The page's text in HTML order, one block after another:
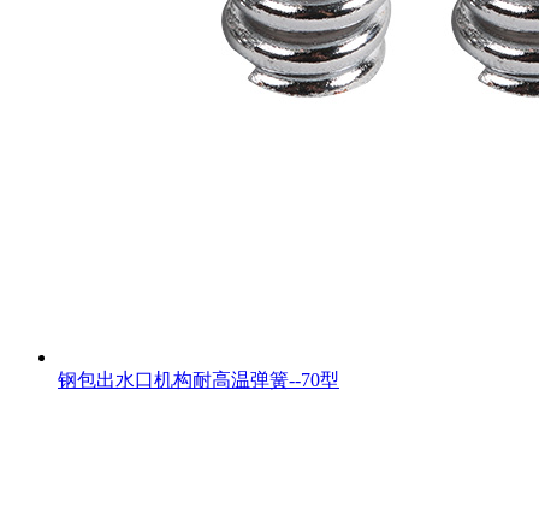
钢包出水口机构耐高温弹簧--70型